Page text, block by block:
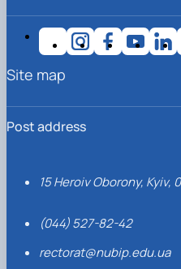
Post address
15 Heroiv Oborony, Kyiv,
(044) 527-82-42
rectorat@nubip.edu.ua
Site map